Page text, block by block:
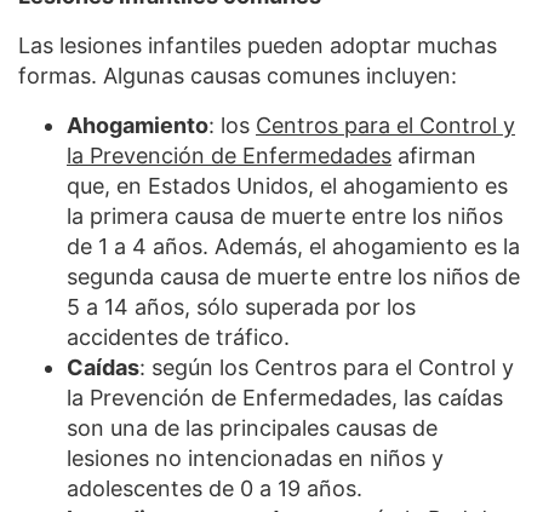
Las lesiones infantiles pueden adoptar muchas
formas. Algunas causas comunes incluyen:
Ahogamiento: los Centros para el Control y
la Prevención de Enfermedades afirman
que, en Estados Unidos, el ahogamiento es
la primera causa de muerte entre los niños
de 1 a 4 años. Además, el ahogamiento es la
segunda causa de muerte entre los niños de
5 a 14 años, sólo superada por los
accidentes de tráfico.
Caídas: según los Centros para el Control y
la Prevención de Enfermedades, las caídas
son una de las principales causas de
lesiones no intencionadas en niños y
adolescentes de 0 a 19 años.